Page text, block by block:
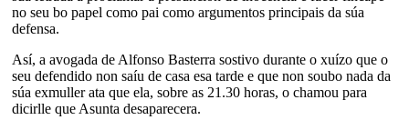
no seu bo papel como pai como argumentos principais da súa
defensa.
Así, a avogada de Alfonso Basterra sostivo durante o xuízo que o
seu defendido non saíu de casa esa tarde e que non soubo nada da
súa exmuller ata que ela, sobre as 21.30 horas, o chamou para
dicirlle que Asunta desaparecera.